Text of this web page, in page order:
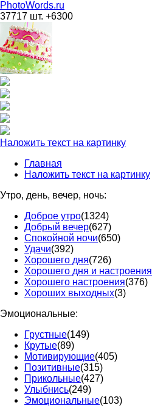
PhotoWords.ru
37717 шт. +6300
Наложить текст на картинку
Главная
Наложить текст на картинку
Утро, день, вечер, ночь:
Доброе утро(1324)
Добрый вечер(627)
Спокойной ночи(650)
Удачи(392)
Хорошего дня(726)
Хорошего дня и настроения
Хорошего настроения(376)
Хороших выходных(3)
Эмоциональные:
Грустные(149)
Крутые(89)
Мотивирующие(405)
Позитивные(315)
Прикольные(427)
Улыбнись(249)
Эмоциональные(103)